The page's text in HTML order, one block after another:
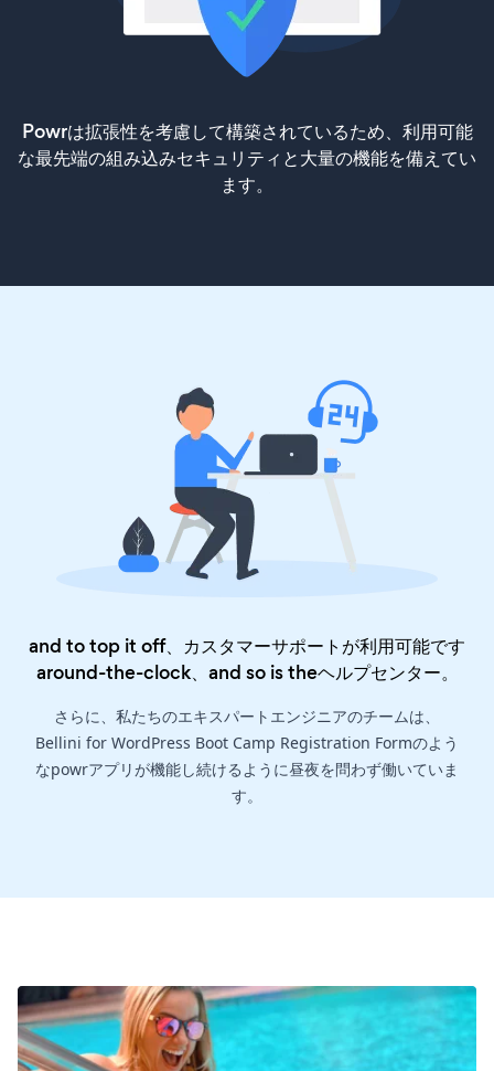
Powrは拡張性を考慮して構築されているため、利用可能
な最先端の組み込みセキュリティと大量の機能を備えてい
ます。
and to top it off、カスタマーサポートが利用可能です
around-the-clock、and so is theヘルプセンター。
さらに、私たちのエキスパートエンジニアのチームは、
Bellini for WordPress Boot Camp Registration Formのよう
なpowrアプリが機能し続けるように昼夜を問わず働いていま
す。